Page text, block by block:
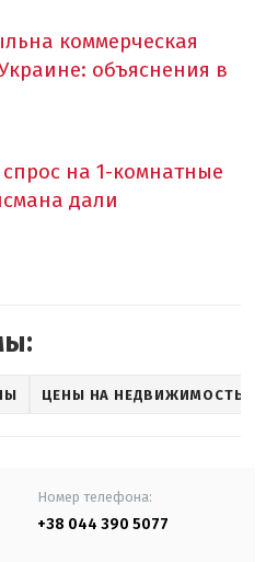
коммерческая
объяснения в
на 1-комнатные
дали
ЦЕНЫ НА НЕДВИЖИМОСТЬ
Номер телефона:
+38 044 390 5077